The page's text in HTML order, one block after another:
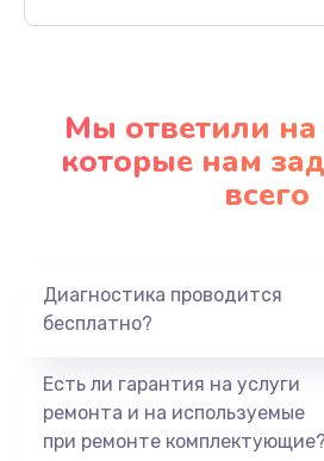
Мы ответили
которые нам
всего
Диагностика проводится
бесплатно?
Есть ли гарантия на услуги
ремонта и на используемые
при ремонте комплектующие?